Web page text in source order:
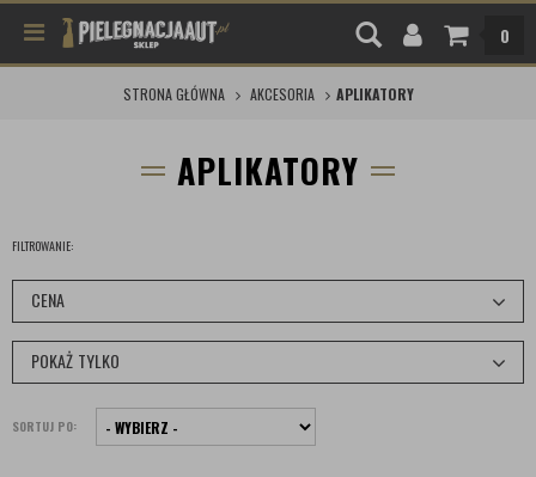
0
STRONA GŁÓWNA AKCESORIA APLIKATORY
APLIKATORY
FILTROWANIE:
CENA
POKAŻ TYLKO
SORTUJ PO: